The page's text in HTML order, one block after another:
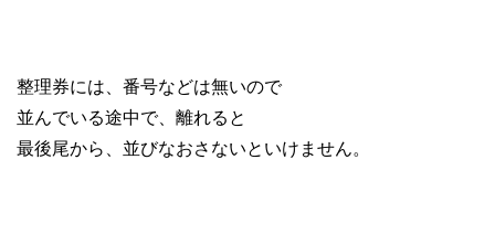
整理券には、番号などは無いので
並んでいる途中で、離れると
最後尾から、並びなおさないといけません。